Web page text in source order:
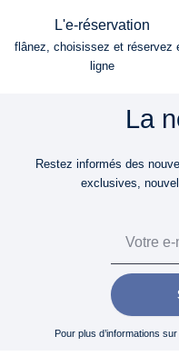
L'e-réservation
flânez, choisissez et réservez
ligne
La
Restez informés des
exclusives,
Pour plus d’informations